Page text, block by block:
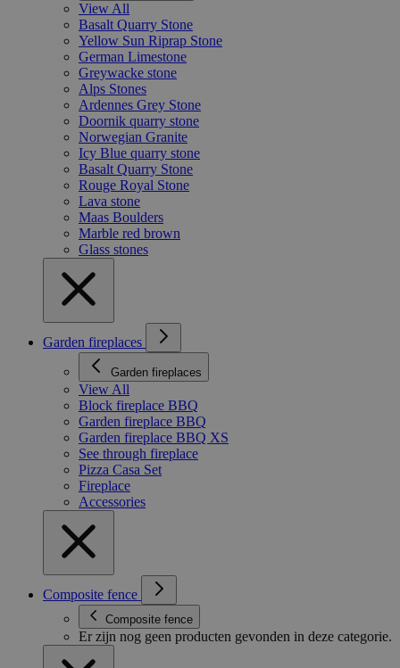
View All
Basalt Quarry Stone
Yellow Sun Riprap Stone
German Limestone
Greywacke stone
Alps Stones
Ardennes Grey Stone
Doornik quarry stone
Norwegian Granite
Icy Blue quarry stone
Basalt Quarry Stone
Rouge Royal Stone
Lava stone
Maas Boulders
Marble red brown
Glass stones
Garden fireplaces
Garden fireplaces
View All
Block fireplace BBQ
Garden fireplace BBQ
Garden fireplace BBQ XS
See through fireplace
Pizza Casa Set
Fireplace
Accessories
Composite fence
Composite fence
Er zijn nog geen producten gevonden in deze categorie.